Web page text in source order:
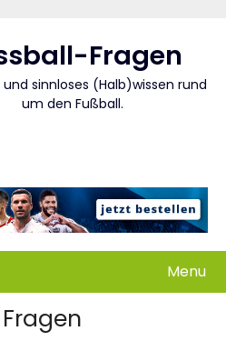
Fragen
und sinnloses (Halb)wissen rund
um den Fußball.
Menu